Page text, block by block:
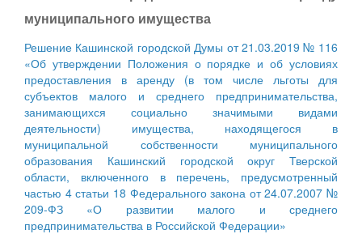
муниципального имущества
Решение Кашинской городской Думы от 21.03.2019 № 116
«Об утверждении Положения о порядке и об условиях
предоставления в аренду (в том числе льготы для
субъектов малого и среднего предпринимательства,
занимающихся социально значимыми видами
деятельности) имущества, находящегося в
муниципальной собственности муниципального
образования Кашинский городской округ Тверской
области, включенного в перечень, предусмотренный
частью 4 статьи 18 Федерального закона от 24.07.2007 №
209-ФЗ «О развитии малого и среднего
предпринимательства в Российской Федерации»